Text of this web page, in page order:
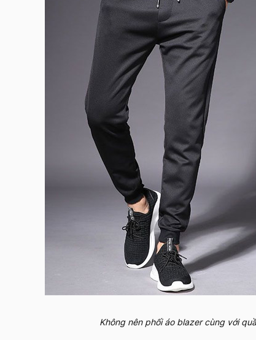
Không nên phối áo blazer cùng với